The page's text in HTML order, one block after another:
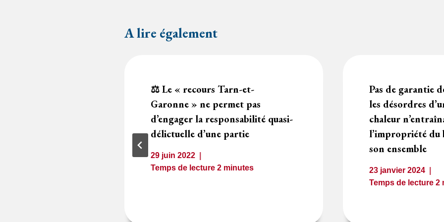
A lire également
⚖️ Le « recours Tarn-et-
Garonne » ne permet pas
d’engager la responsabilité quasi-
délictuelle d’une partie
29 juin 2022
Temps de lecture 2 minutes
Pas de garantie
les désordres
chaleur
l’impropriété du
son ensemble
23 janvier 2024
Temps de lecture 2